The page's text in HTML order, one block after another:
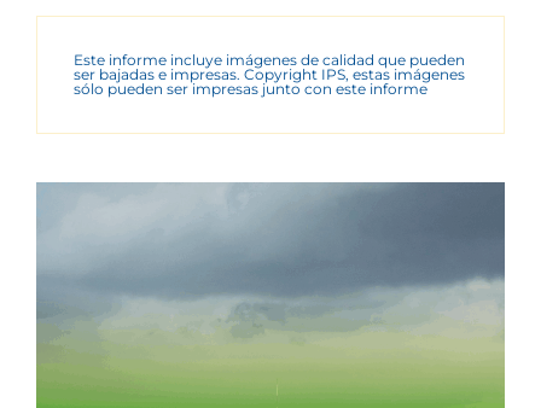
Este informe incluye imágenes de calidad que pueden
ser bajadas e impresas. Copyright IPS, estas imágenes
sólo pueden ser impresas junto con este informe